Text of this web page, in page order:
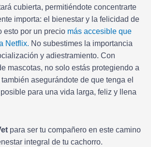
cubierta, permitiéndote concentrarte
importa: el bienestar y la felicidad de
esto por un precio más accesible que
Netflix. No subestimes la importancia
y adiestramiento. Con
mascotas, no solo estás protegiendo a
asegurándote de que tenga el
para una vida larga, feliz y llena
para ser tu compañero en este camino
integral de tu cachorro.